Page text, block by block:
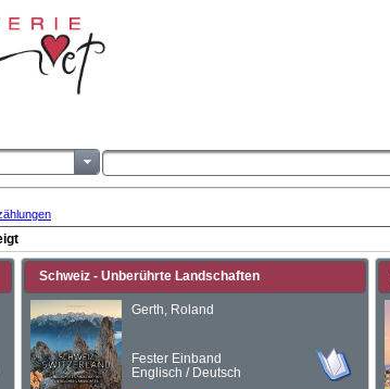
Schweiz - Unberührte Landschaften
Gerth, Roland
Fester Einband
Englisch / Deutsch